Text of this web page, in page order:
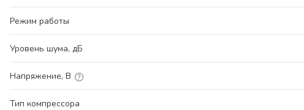
Режим работы
Уровень шума, дБ
Напряжение, В
Тип компрессора